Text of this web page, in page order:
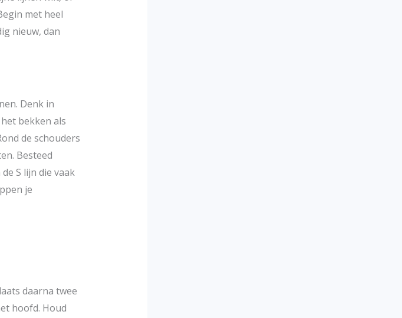
met heel
nieuw, dan
Denk in
bekken als
de schouders
Besteed
S lijn die vaak
je
daarna twee
hoofd. Houd